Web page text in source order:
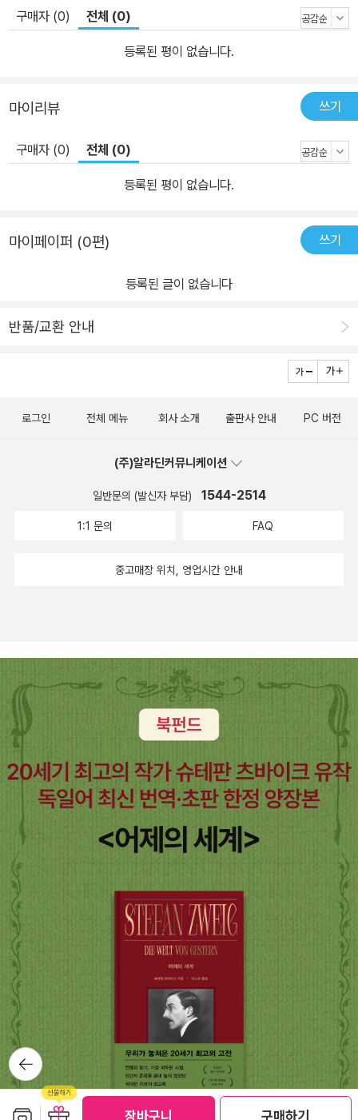
선물하기 장바구니 구매하기
구매자 (0) 전체 (0)
등록된 평이 없습니다.
마이리뷰 쓰기
구매자 (0) 전체 (0)
등록된 평이 없습니다.
마이페이퍼 (0편) 쓰기
등록된 글이 없습니다
반품/교환 안내
뒤로가
기
로그인 전체 메뉴 회사 소개 출판사 안내 PC 버전
(주)알라딘커뮤니케이션
일반문의 (발신자 부담) 1544-2514
1:1 문의 FAQ
중고매장 위치, 영업시간 안내